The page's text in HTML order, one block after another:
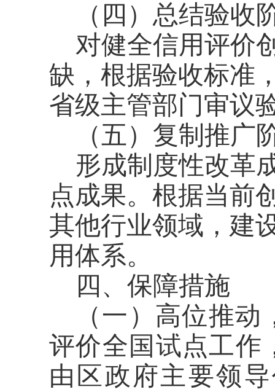
（四）总结验收
对健全信用评价
缺，根据验收标准
省级主管部门审议
（五）复制推广
形成制度性改革
点成果。根据当前
其他行业领域，建
用体系。
四、保障措施
（一）高位推
评价全国试点工作
由区政府主要领